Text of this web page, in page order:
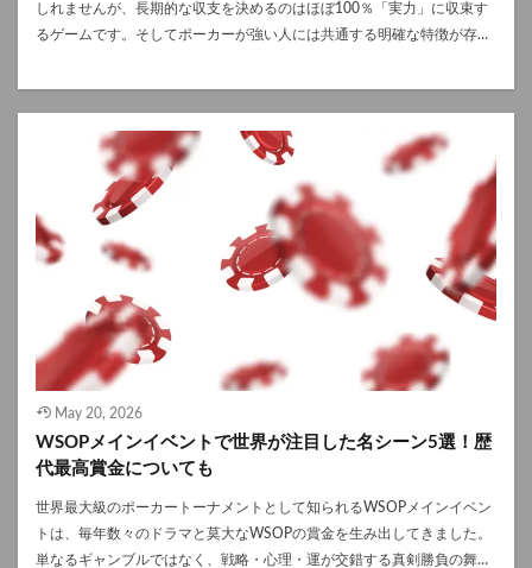
しれませんが、長期的な収支を決めるのはほぼ100％「実力」に収束す
るゲームです。そしてポーカーが強い人には共通する明確な特徴が存在
理が求められるポーカーは、実は「性格タイプ（MBTI）」によって向
き不向きが出やすいゲームでもあるのです。 今回はポーカーが強い人に
共通する特徴や、向いているMBTIはどれか、そして今すぐ実践できる
上達の秘訣まで徹底的に解説していきます。 ポーカーが強い人の4つの
特徴 ポーカーが強い人は、プレイ中に頭の中で膨大な情報の処理と確率
計算を行っています。彼らに共通する4つの決定的な特徴を見ていきま
しょう。 1.すべての選択を期待値（EV）で判断する 多くのプレイヤー
は「この1回の勝負に勝てるかどうか」というギャンブル的な思考でア
クションを選択しがちです。しかしポーカーが強い人は、期待値
（Expected Value = EV）を計算して次のアクションを考えています。 こ
の期待値（EV）とは、ある状況においてコールやレイズなどのアクショ
ンを行った際に、長期的に見て平均して得られる（失う）チップ量のこ
確率的に正しい判断を繰り返し行うことを徹底しています。 2.感情を完
璧にコントロールできる ポーカーにおいて最も手強い相手というのは、
他のプレイヤーではなく「自分自身」です。 どれだけ完璧なプレイをし
ていても、運の要素が強いゲームの特性上、確率が数％の薄いところを
相手に引かれて負けてしまう「バットビート」が日常茶飯事に起こるた
May 20, 2026
WSOPメインイベントで世界が注目した名シーン5選！歴
代最高賞金についても
世界最大級のポーカートーナメントとして知られるWSOPメインイベン
トは、毎年数々のドラマと莫大なWSOPの賞金を生み出してきました。
単なるギャンブルではなく、戦略・心理・運が交錯する真剣勝負の舞台